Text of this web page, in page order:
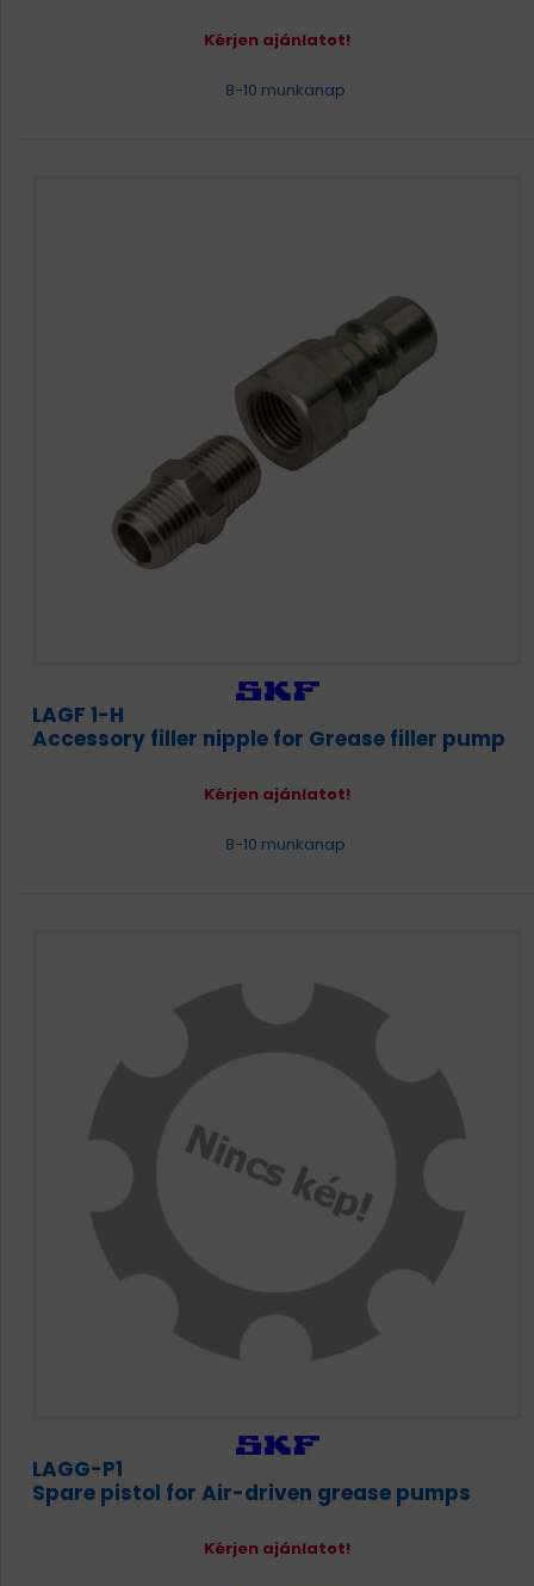
Kérjen ajánlatot!
8-10 munkanap
LAGF 1-H
Accessory filler nipple for Grease filler pump
Kérjen ajánlatot!
8-10 munkanap
LAGG-P1
Spare pistol for Air-driven grease pumps
Kérjen ajánlatot!